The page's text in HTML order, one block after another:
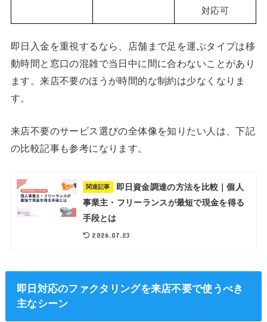
対応可
即日入金を重視するなら、店舗まで足を運ぶタイプは移
動時間と窓口の混雑で当日中に間に合わないことがあり
ます。来店不要のほうが時間的な制約は少なくなりま
す。
来店不要のサービス選びの全体像を知りたい人は、下記
の比較記事も参考になります。
関連記事
即日資金調達の方法を比較｜個人
事業主・フリーランスが最短で現金を得る
手段とは
2026.07.23
即日対応のファクタリングを来店不要で使うべき
主なシーン